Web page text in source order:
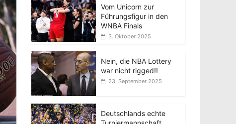
Vom Unicorn zur
Führungsfigur in den
WNBA Finals
3. Oktober 2025
Nein, die NBA Lottery
war nicht rigged!!
23. September 2025
Deutschlands echte